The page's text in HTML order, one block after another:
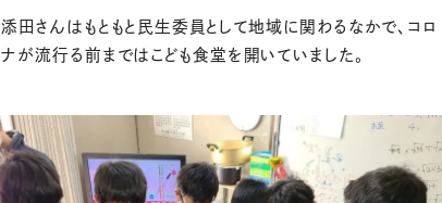
添田さんはもともと民生委員として地域に関わるなかで、コロ
ナが流行る前まではこども食堂を開いていました。